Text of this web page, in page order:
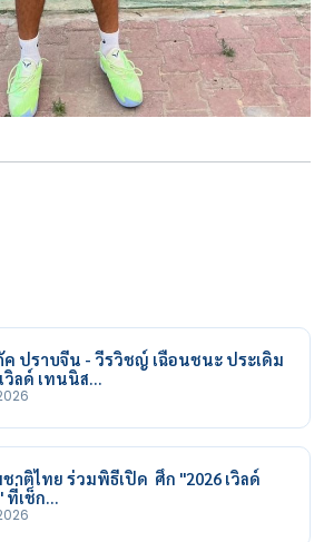
ปราบจีน - วีรวิชญ์ เฉือนชนะ ประเดิม
วิลด์ เทนนิส…
าติไทย ร่วมพิธีเปิด ศึก "2026 เวิลด์
เช็ก…